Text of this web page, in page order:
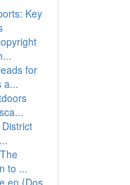
Key
for
a...
to ...
en {Dos